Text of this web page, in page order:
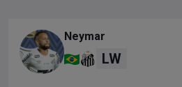
Neymar
LW